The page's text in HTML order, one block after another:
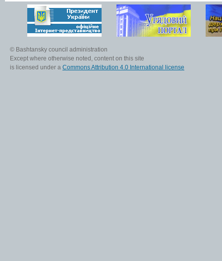
© Bashtansky council administration
Except where otherwise noted, content on this site
is licensed under a Commons Attribution 4.0 International license